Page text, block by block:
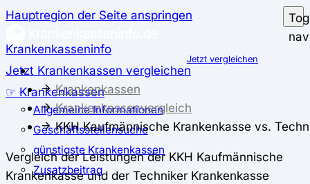
Hauptregion der Seite anspringen
Krankenkasseninfo
Jetzt Krankenkassen vergleichen
☞ Krankenkassen
Allgemeine Informationen
Geschäftsstellensuche
günstigste Krankenkassen
Zusatzbeitrag
Jetzt vergleichen
Krankenkassen
Krankenkassenvergleich
KKH Kaufmännische Krankenkasse vs.
Vergleich der Leistungen der KKH Kaufmännische
Krankenkasse und der Techniker Krankenkasse